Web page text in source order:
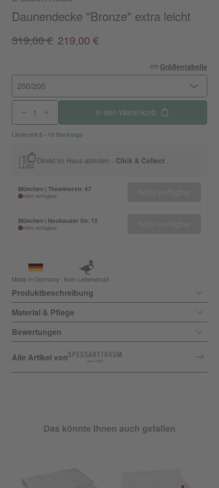
Daunendecke "Bronze" extra leicht
319,00 € 219,00 €
Größentabelle
200/200
In den Warenkorb
Lieferzeit 8 - 10 Werktage
Direkt im Haus abholen - Click & Collect
München | Theatinerstr. 47
nicht verfügbar
München | Neuhauser Str. 12
nicht verfügbar
Made in Germany Kein Lebendrupf
Produktbeschreibung
Material & Pflege
Bewertungen
Alle Artikel von
Das könnte Ihnen auch gefallen